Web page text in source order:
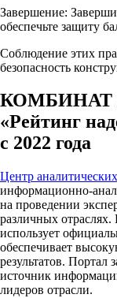
Завершение:
обеспечьте защиту
Соблюдение этих
безопасность
КОМБИНАТ
«Рейтинг
с 2022 года
Центр
информационно-
на проведении
различных
использует
обеспечивает
результатов. Портал
источник
лидеров отрасли.